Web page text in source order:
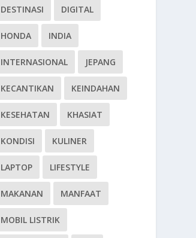
DESTINASI DIGITAL
HONDA INDIA
INTERNASIONAL JEPANG
KECANTIKAN KEINDAHAN
KESEHATAN KHASIAT
KONDISI KULINER
LAPTOP LIFESTYLE
MAKANAN MANFAAT
MOBIL LISTRIK